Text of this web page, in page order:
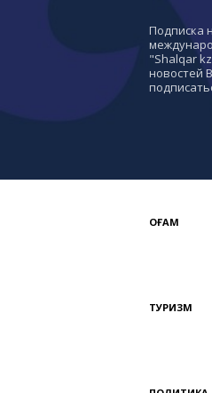
Подписка
"Shalqar
новостей
ҚОҒАМ
ТУРИЗМ